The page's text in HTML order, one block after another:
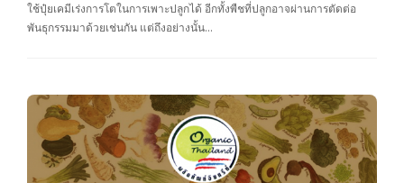
ใช้ปุ๋ยเคมีเร่งการโตในการเพาะปลูกได้ อีกทั้งพืชที่ปลูกอาจผ่านการตัดต่อ
พันธุกรรมมาด้วยเช่นกัน แต่ถึงอย่างนั้น…